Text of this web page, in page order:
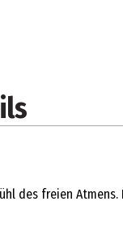
des freien